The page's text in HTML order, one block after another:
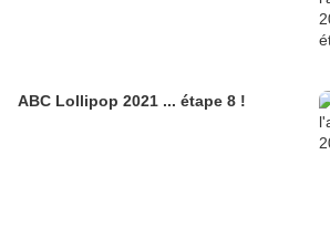
ABC Lollipop 2021 ... étape 8 !